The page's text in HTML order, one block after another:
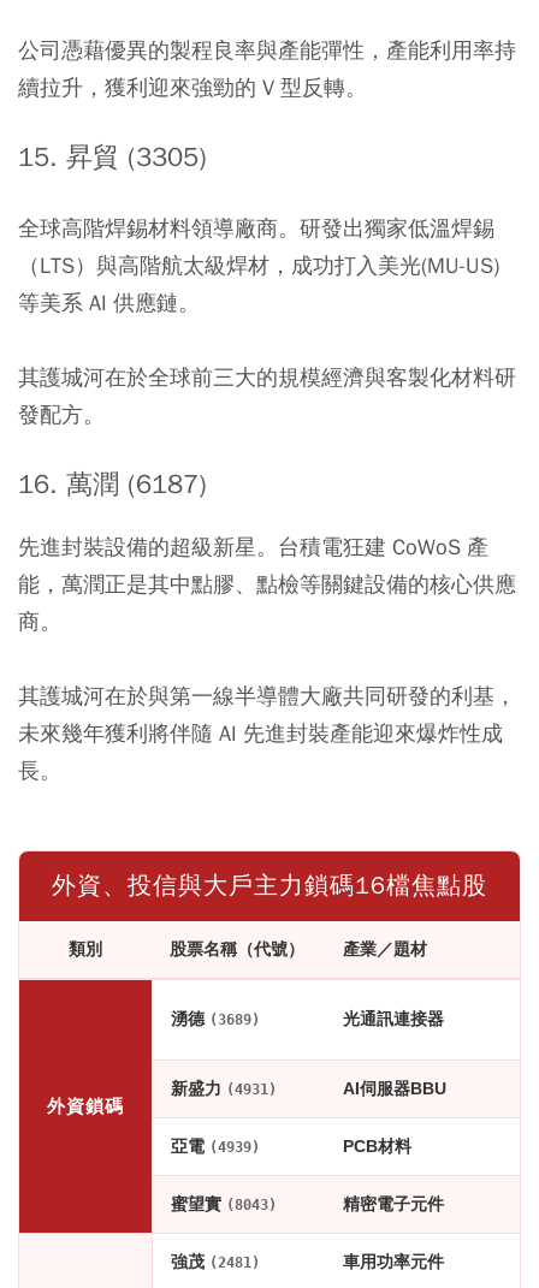
公司憑藉優異的製程良率與產能彈性，產能利用率持
續拉升，獲利迎來強勁的 V 型反轉。
15. 昇貿 (3305)
全球高階焊錫材料領導廠商。研發出獨家低溫焊錫
（LTS）與高階航太級焊材，成功打入美光(MU-US)
等美系 AI 供應鏈。
其護城河在於全球前三大的規模經濟與客製化材料研
發配方。
16. 萬潤 (6187)
先進封裝設備的超級新星。台積電狂建 CoWoS 產
能，萬潤正是其中點膠、點檢等關鍵設備的核心供應
商。
其護城河在於與第一線半導體大廠共同研發的利基，
未來幾年獲利將伴隨 AI 先進封裝產能迎來爆炸性成
長。
外資、投信與大戶主力鎖碼16檔焦點股
類別 股票名稱（代號） 產業／題材
外資鎖碼
湧德 (3689) 光通訊連接器
新盛力 (4931) AI伺服器BBU
亞電 (4939) PCB材料
蜜望實 (8043) 精密電子元件
強茂 (2481) 車用功率元件